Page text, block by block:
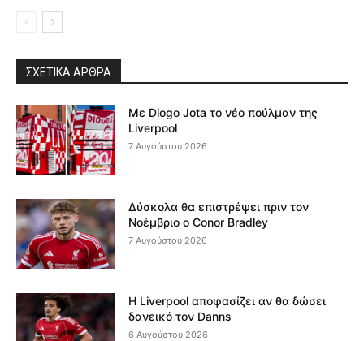
ΣΧΕΤΙΚΆ ΆΡΘΡΑ
Με Diogo Jota το νέο πούλμαν της
Liverpool
7 Αυγούστου 2026
Δύσκολα θα επιστρέψει πριν τον
Νοέμβριο ο Conor Bradley
7 Αυγούστου 2026
Η Liverpool αποφασίζει αν θα δώσει
δανεικό τον Danns
6 Αυγούστου 2026